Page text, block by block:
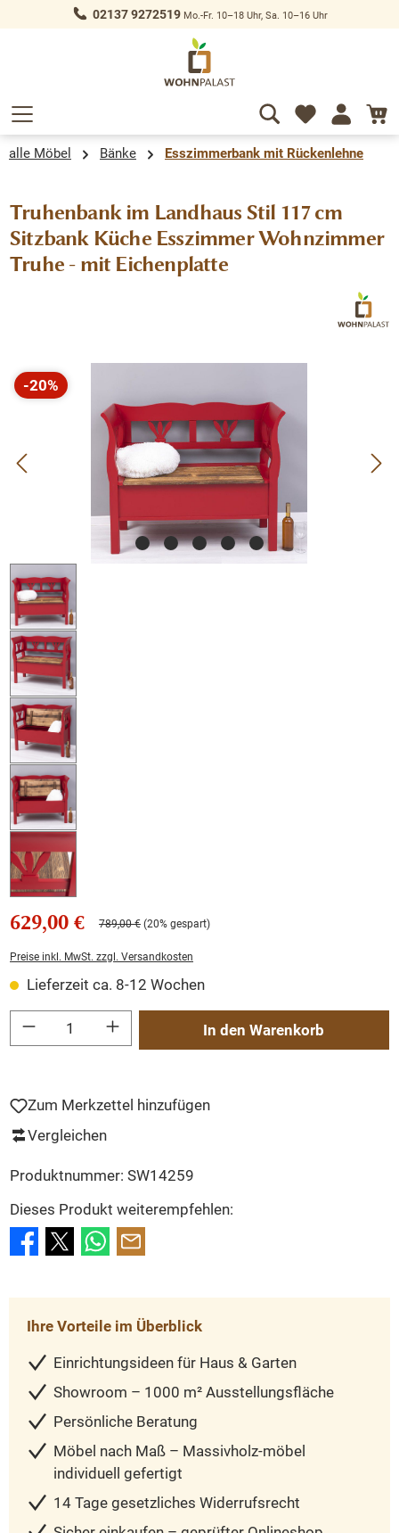
springen 02137 9272519Mo.-Fr. 10–18 Uhr, Sa. 10–16 Uhr
alle Möbel Bänke Esszimmerbank mit Rückenlehne
Truhenbank im Landhaus Stil 117 cm
Sitzbank Küche Esszimmer Wohnzimmer
Truhe - mit Eichenplatte
Bildergalerie überspringen
-20%
Rabatt
629,00 € 789,00 € (20% gespart)
Preise inkl. MwSt. zzgl. Versandkosten
Lieferzeit ca. 8-12 Wochen
Produkt Anzahl: Gib den gewünschten Wert ein oder benutze die Schaltflächen
In den Warenkorb
Zum Merkzettel hinzufügen
Vergleichen
Produktnummer: SW14259
Dieses Produkt weiterempfehlen:
Ihre Vorteile im Überblick
Einrichtungsideen für Haus & Garten
Showroom – 1000 m² Ausstellungsfläche
Persönliche Beratung
Möbel nach Maß – Massivholz-möbel
individuell gefertigt
14 Tage gesetzliches Widerrufsrecht